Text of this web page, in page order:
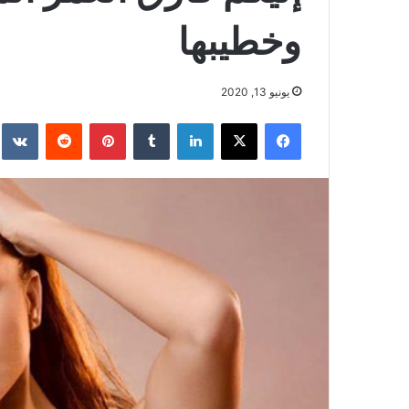
وخطيبها
يونيو 13, 2020
فيسبوك ‫X لينكدإن بينتيريست